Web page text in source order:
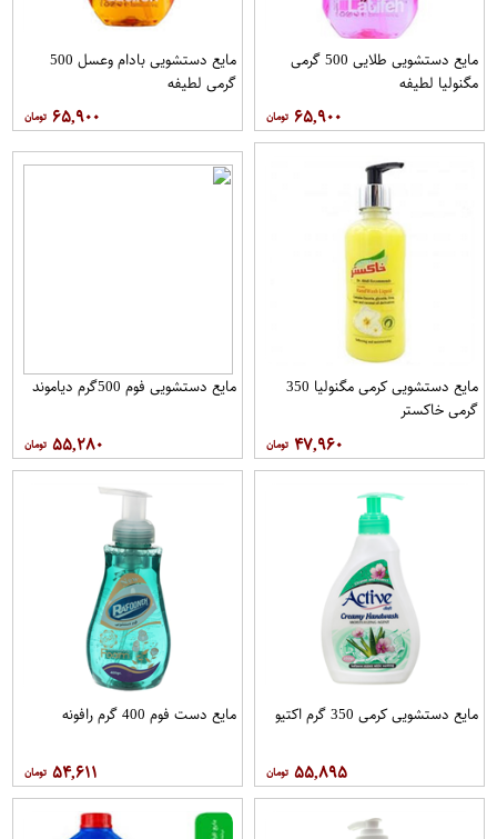
مایع دستشویی طلایی 500 گرمی
مگنولیا لطیفه
۶۵,۹۰۰
مایع دستشویی بادام وعسل 500
گرمی لطیفه
۶۵,۹۰۰
مایع دستشویی کرمی مگنولیا 350
گرمی خاکستر
۴۷,۹۶۰
مایع دستشویی فوم 500گرم دیاموند
۵۵,۲۸۰
مایع دستشویی کرمی 350 گرم اکتیو
۵۵,۸۹۵
مایع دست فوم 400 گرم رافونه
۵۴,۶۱۱